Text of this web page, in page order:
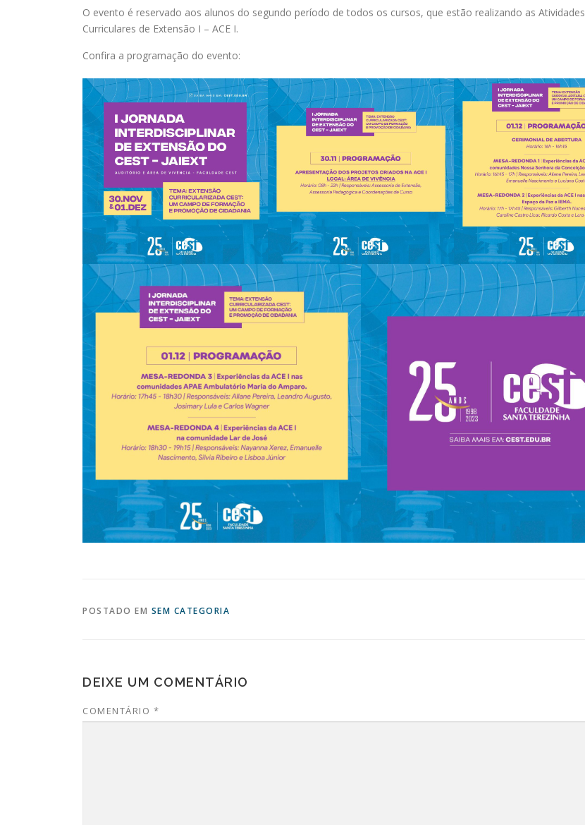
O evento é reservado aos alunos do segundo período de todos os cursos, que estão realizando as Atividades
Curriculares de Extensão I – ACE I.
Confira a programação do evento:
POSTADO EM SEM CATEGORIA
DEIXE UM COMENTÁRIO
COMENTÁRIO *